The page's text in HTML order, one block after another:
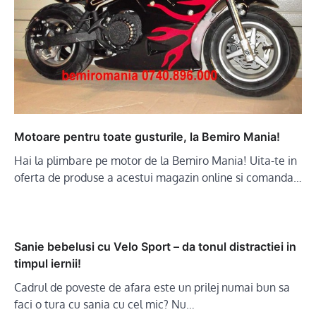
Motoare pentru toate gusturile, la Bemiro Mania!
Hai la plimbare pe motor de la Bemiro Mania! Uita-te in
oferta de produse a acestui magazin online si comanda…
Sanie bebelusi cu Velo Sport – da tonul distractiei in
timpul iernii!
Cadrul de poveste de afara este un prilej numai bun sa
faci o tura cu sania cu cel mic? Nu…